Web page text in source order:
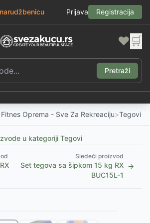
Prijava Registracija
❤️ 🛒
Pretraži
Oprema - Sve Za Rekreaciju>Tegovi
u kategoriji Tegovi
Sledeći proizvod
Set tegova sa šipkom 15 kg RX
BUC15L-1
→